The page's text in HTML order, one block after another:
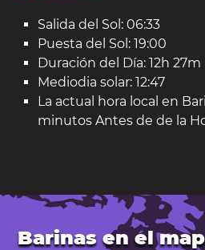
Salida del Sol: 06:33
Puesta del Sol: 19:00
Duración del Día: 12h 27m
Mediodia solar: 12:47
La actual hora local en
minutos Antes de de la
Barinas en el